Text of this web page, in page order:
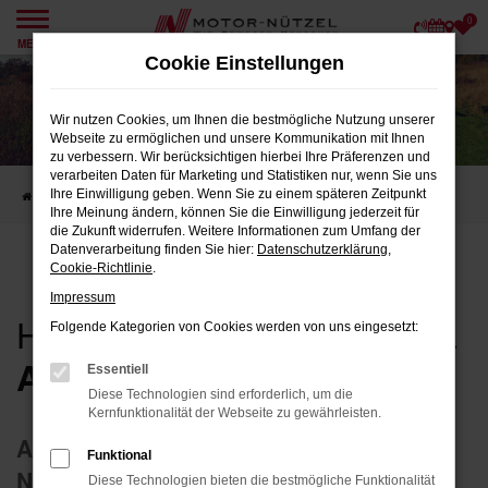
Zum
MENÜ
0
Startseite Unternehmen Hans & Emma Nützel Altenstiftung
HANS UND EMMA NÜTZEL
ALTENSTIFTUNG
Alleinige Gesellschafterin der Motor-
Nützel GmbH
Cookie Einstellungen
Wir nutzen Cookies, um Ihnen die bestmögliche Nutzung unserer
Webseite zu ermöglichen und unsere Kommunikation mit Ihnen
zu verbessern. Wir berücksichtigen hierbei Ihre Präferenzen und
verarbeiten Daten für Marketing und Statistiken nur, wenn Sie uns
Ihre Einwilligung geben. Wenn Sie zu einem späteren Zeitpunkt
Ihre Meinung ändern, können Sie die Einwilligung jederzeit für
die Zukunft widerrufen. Weitere Informationen zum Umfang der
Datenverarbeitung finden Sie hier: Datenschutzerklärung,
Cookie-Richtlinie.
Impressum
Folgende Kategorien von Cookies werden von uns eingesetzt:
Essentiell
Diese Technologien sind erforderlich, um die
Kernfunktionalität der Webseite zu gewährleisten.
Funktional
Diese Technologien bieten die bestmögliche Funktionalität